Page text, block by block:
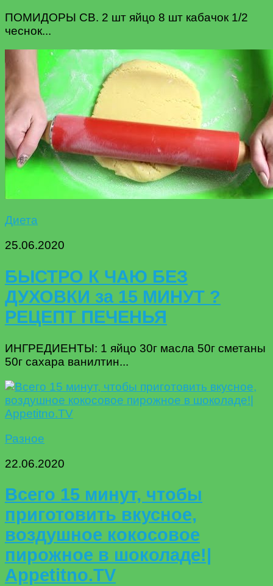
ПОМИДОРЫ СВ. 2 шт яйцо 8 шт кабачок 1/2
чеснок...
Диета
25.06.2020
БЫСТРО К ЧАЮ БЕЗ
ДУХОВКИ за 15 МИНУТ ?
РЕЦЕПТ ПЕЧЕНЬЯ
ИНГРЕДИЕНТЫ: 1 яйцо 30г масла 50г сметаны
50г сахара ванилтин...
Разное
22.06.2020
Всего 15 минут, чтобы
приготовить вкусное,
воздушное кокосовое
пирожное в шоколаде!|
Appetitno.TV